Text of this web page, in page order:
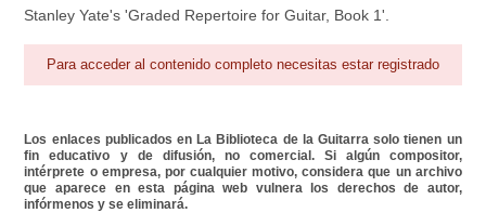
Stanley Yate's 'Graded Repertoire for Guitar, Book 1'.
Para acceder al contenido completo necesitas estar registrado
Los enlaces publicados en La Biblioteca de la Guitarra solo tienen un
fin educativo y de difusión, no comercial. Si algún compositor,
intérprete o empresa, por cualquier motivo, considera que un archivo
que aparece en esta página web vulnera los derechos de autor,
infórmenos y se eliminará.